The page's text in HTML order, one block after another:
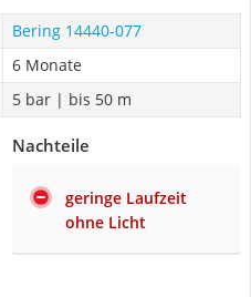
Bering 14440-077
6 Monate
5 bar | bis 50 m
Nachteile
geringe Laufzeit
ohne Licht